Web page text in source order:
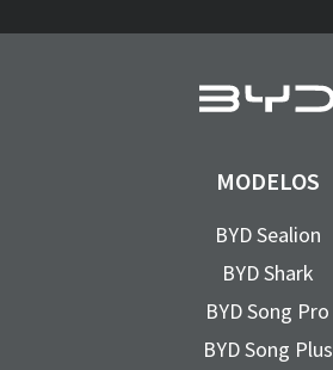
MODELOS
BYD Sealion
BYD Shark
BYD Song Pro
BYD Song Plus